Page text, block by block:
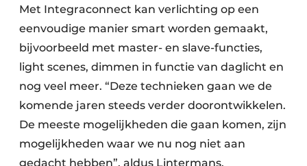
Met Integraconnect kan verlichting op een
eenvoudige manier smart worden gemaakt,
bijvoorbeeld met master- en slave-functies,
light scenes, dimmen in functie van daglicht en
nog veel meer. “Deze technieken gaan we de
komende jaren steeds verder doorontwikkelen.
De meeste mogelijkheden die gaan komen, zijn
mogelijkheden waar we nu nog niet aan
gedacht hebben”, aldus Lintermans.